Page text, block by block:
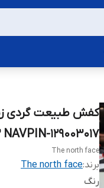
129003017
The north face
برند:The north face
رنگ